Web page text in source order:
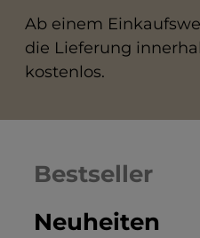
Ab einem
die Lieferung
kostenlos.
Neuheiten
Bestseller